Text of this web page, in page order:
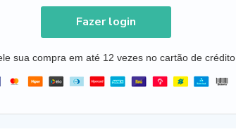
Fazer login
sua compra em até 12 vezes no cartão de crédito